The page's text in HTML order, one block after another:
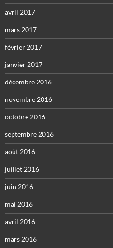
avril 2017
mars 2017
février 2017
janvier 2017
décembre 2016
novembre 2016
octobre 2016
septembre 2016
août 2016
juillet 2016
juin 2016
mai 2016
avril 2016
mars 2016